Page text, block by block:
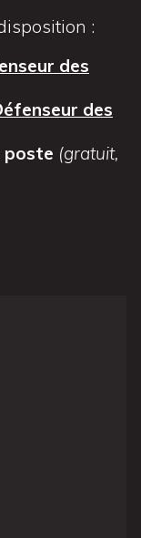
:
des
des
poste (gratuit,